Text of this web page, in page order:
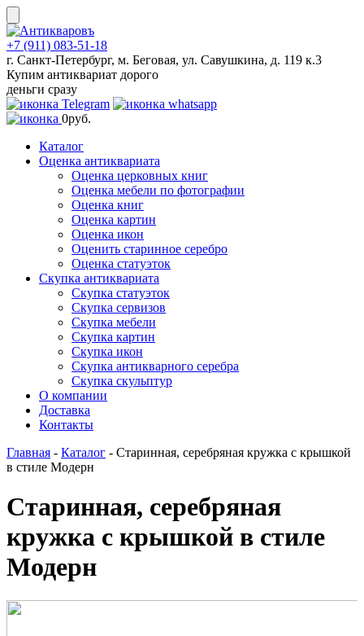
Skip
to
content
+7 (911) 083-51-18
г. Санкт-Петербург, м. Беговая, ул. Савушкина, д. 119 к.3
Купим антиквариат дорого
деньги сразу
0руб.
Каталог
Оценка антиквариата
Оценка церковных книг
Оценка мебели по фотографии
Оценка книг
Оценка картин
Оценка икон
Оценить старинное серебро
Оценка статуэток
Скупка антиквариата
Скупка статуэток
Скупка сервизов
Скупка мебели
Скупка картин
Скупка икон
Скупка антикварного серебра
Скупка скульптур
О компании
Доставка
Контакты
Главная - Каталог - Старинная, серебряная кружка с крышкой
в стиле Модерн
Старинная, серебряная
кружка с крышкой в стиле
Модерн